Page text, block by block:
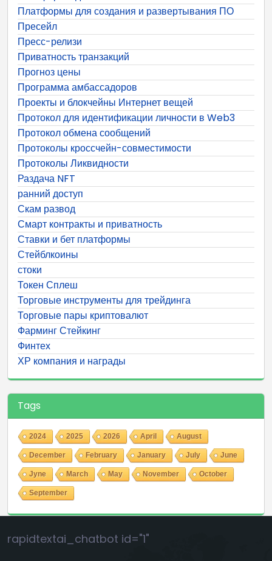
Платформы для создания и развертывания ПО
Пресейл
Пресс-релизи
Приватность транзакций
Прогноз цены
Программа амбассадоров
Проекты и блокчейны Интернет вещей
Протокол для идентификации личности в Web3
Протокол обмена сообщений
Протоколы кроссчейн-совместимости
Протоколы Ликвидности
Раздача NFT
ранний доступ
Скам развод
Смарт контракты и приватность
Ставки и бет платформы
Стейблкоины
стоки
Токен Сплеш
Торговые инструменты для трейдинга
Торговые пары криптовалют
Фарминг Стейкинг
Финтех
ХР компания и награды
Tags
2024 2025 2026 April August
December February January July June
Jyne March May November October
September
rapidtextai_chatbot id="1"